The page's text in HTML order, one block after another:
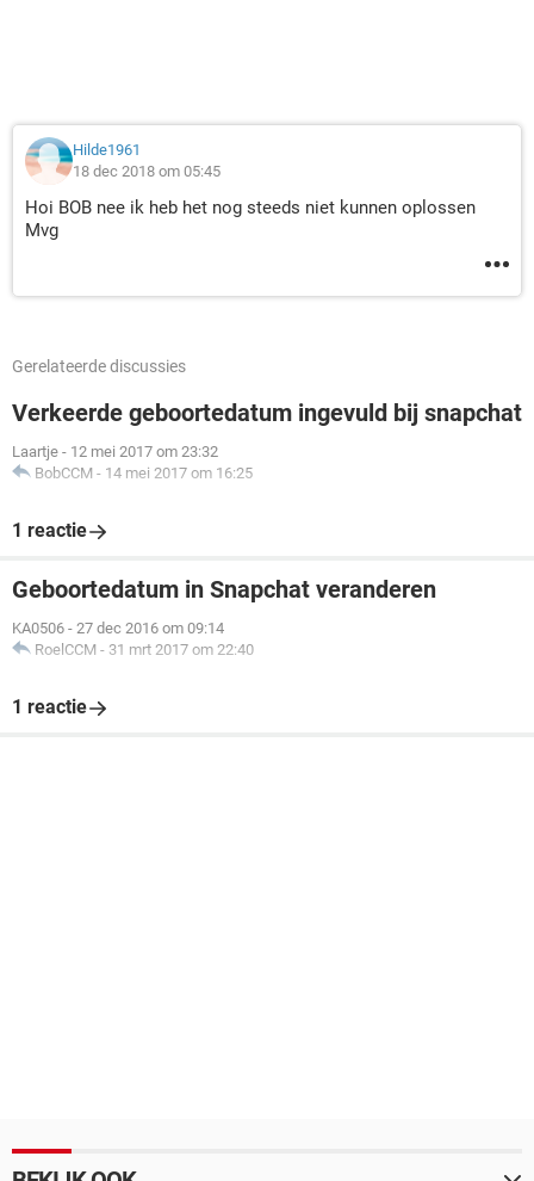
Hilde1961
18 dec 2018 om 05:45
Hoi BOB nee ik heb het nog steeds niet kunnen oplossen
Mvg
Gerelateerde discussies
Verkeerde geboortedatum ingevuld bij snapchat
Laartje - 12 mei 2017 om 23:32
BobCCM - 14 mei 2017 om 16:25
1 reactie
Geboortedatum in Snapchat veranderen
KA0506 - 27 dec 2016 om 09:14
RoelCCM - 31 mrt 2017 om 22:40
1 reactie